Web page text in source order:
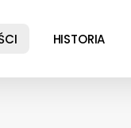
HISTORIA